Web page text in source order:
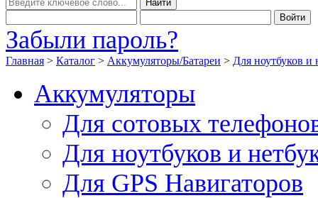
Забыли пароль?
Главная > Каталог > Аккумуляторы/Батареи > Для ноутбуков и
Аккумуляторы
Для сотовых
Для ноутбуков и
Для GPS Навигаторов